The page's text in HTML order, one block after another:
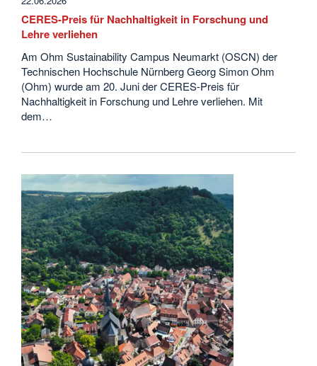
CERES-Preis für Nachhaltigkeit in Forschung und
Lehre verliehen
Am Ohm Sustainability Campus Neumarkt (OSCN) der
Technischen Hochschule Nürnberg Georg Simon Ohm
(Ohm) wurde am 20. Juni der CERES-Preis für
Nachhaltigkeit in Forschung und Lehre verliehen. Mit
dem…